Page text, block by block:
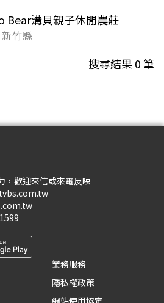
Bear溝貝親子休閒農莊
新竹縣
搜尋結果0筆
，歡迎來信或來電反映
業務服務
隱私權政策
網站使用協定